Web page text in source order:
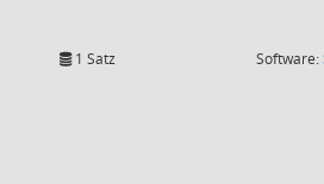
1 Satz Software: